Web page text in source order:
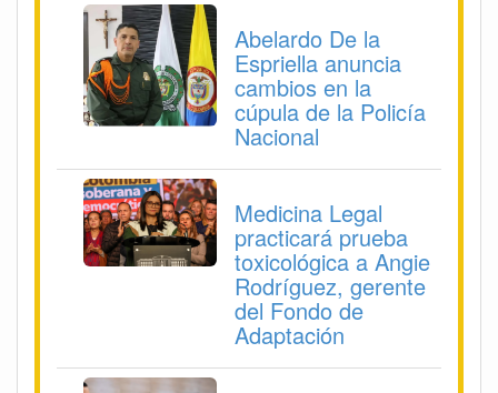
Abelardo De la
Espriella anuncia
cambios en la
cúpula de la Policía
Nacional
Medicina Legal
practicará prueba
toxicológica a Angie
Rodríguez, gerente
del Fondo de
Adaptación